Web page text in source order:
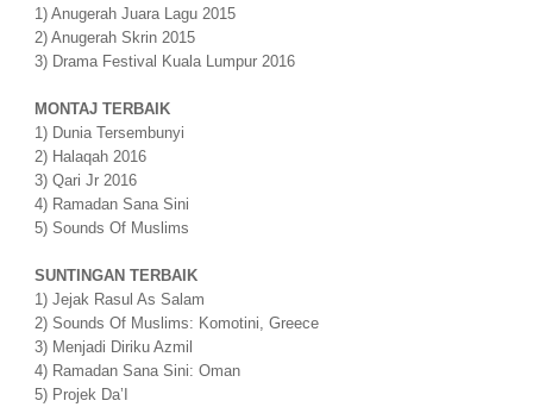
1) Anugerah Juara Lagu 2015
2) Anugerah Skrin 2015
3) Drama Festival Kuala Lumpur 2016
MONTAJ TERBAIK
1) Dunia Tersembunyi
2) Halaqah 2016
3) Qari Jr 2016
4) Ramadan Sana Sini
5) Sounds Of Muslims
SUNTINGAN TERBAIK
1) Jejak Rasul As Salam
2) Sounds Of Muslims: Komotini, Greece
3) Menjadi Diriku Azmil
4) Ramadan Sana Sini: Oman
5) Projek Da’I